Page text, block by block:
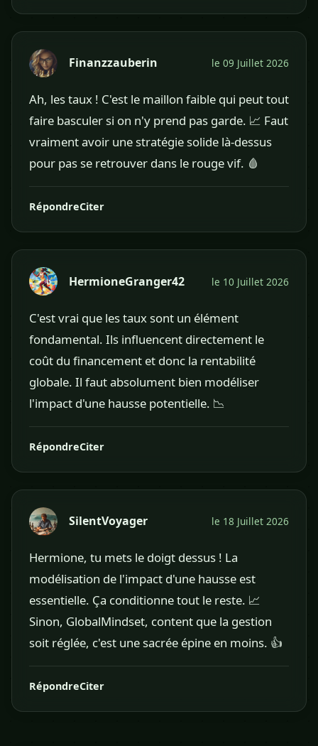
Finanzzauberin le 09 Juillet 2026
Ah, les taux ! C'est le maillon faible qui peut tout
faire basculer si on n'y prend pas garde. 📈 Faut
vraiment avoir une stratégie solide là-dessus
pour pas se retrouver dans le rouge vif. 🩸
RépondreCiter
HermioneGranger42 le 10 Juillet 2026
C'est vrai que les taux sont un élément
fondamental. Ils influencent directement le
coût du financement et donc la rentabilité
globale. Il faut absolument bien modéliser
l'impact d'une hausse potentielle. 📉
RépondreCiter
SilentVoyager le 18 Juillet 2026
Hermione, tu mets le doigt dessus ! La
modélisation de l'impact d'une hausse est
essentielle. Ça conditionne tout le reste. 📈
Sinon, GlobalMindset, content que la gestion
soit réglée, c'est une sacrée épine en moins. 👍
RépondreCiter